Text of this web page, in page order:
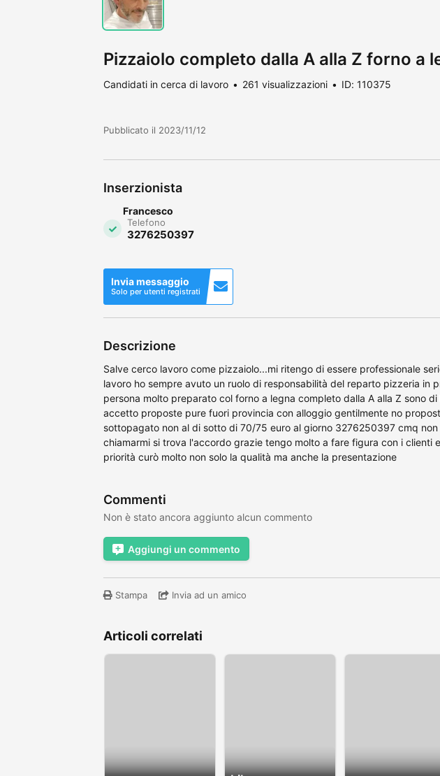
Pizzaiolo completo dalla A alla Z forno a
Candidati in cerca di lavoro 261 visualizzazioni ID: 110375
Pubblicato il 2023/11/12
Inserzionista
Francesco
Telefono
3276250397
Invia messaggio
Solo per utenti registrati
Descrizione
Salve cerco lavoro come pizzaiolo...mi ritengo di essere professionale
lavoro ho sempre avuto un ruolo di responsabilità del reparto pizzeria in
persona molto preparato col forno a legna completo dalla A alla Z sono di
accetto proposte pure fuori provincia con alloggio gentilmente no
sottopagato non al di sotto di 70/75 euro al giorno 3276250397 cmq non
chiamarmi si trova l'accordo grazie tengo molto a fare figura con i clienti
priorità curò molto non solo la qualità ma anche la presentazione
Commenti
Non è stato ancora aggiunto alcun commento
Aggiungi un commento
Stampa Invia ad un amico
Articoli correlati